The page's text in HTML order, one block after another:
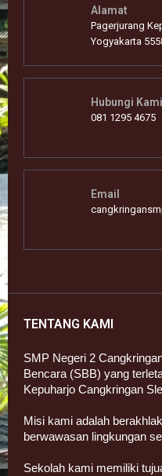
Alamat
Pagerjurang
Yogyakarta
Hubungi Kami
081 1295 4675
Email
TENTANG KAMI
SMP Negeri 2
Bencara (SBB) yang
Kepuharjo Cangkringan
Misi kami adalah
berwawasan lingkungan
Sekolah kami memiliki